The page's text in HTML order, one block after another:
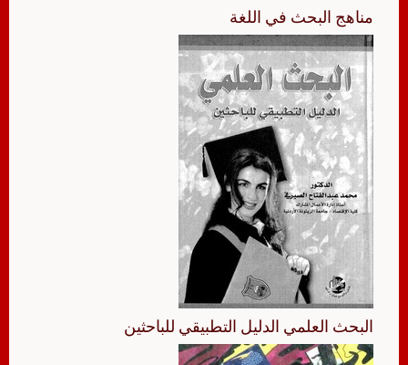
مناهج البحث في اللغة
البحث العلمي الدليل التطبيقي للباحثين